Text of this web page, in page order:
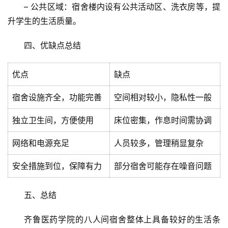
首
页
– 公共区域：宿舍楼内设有公共活动区、洗衣房等，提
升学生的生活质量。
四、优缺点总结
优点 缺点
宿舍设施齐全，功能完善 空间相对较小，隐私性一般
独立卫生间，方便使用 床位密集，作息时间需协调
网络和电源充足 人员较多，管理稍显复杂
安全措施到位，保障有力 部分宿舍可能存在噪音问题
五、总结
齐鲁医药学院的八人间宿舍整体上具备较好的生活条